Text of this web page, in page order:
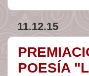
11.12.15
POESÍA